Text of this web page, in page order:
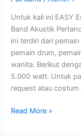
Untuk kali ini EASY
Band Akustik
ini terdiri dari
pemain drum,
wanita. Berikut
5.000 watt. Untuk
request atau
Read More »